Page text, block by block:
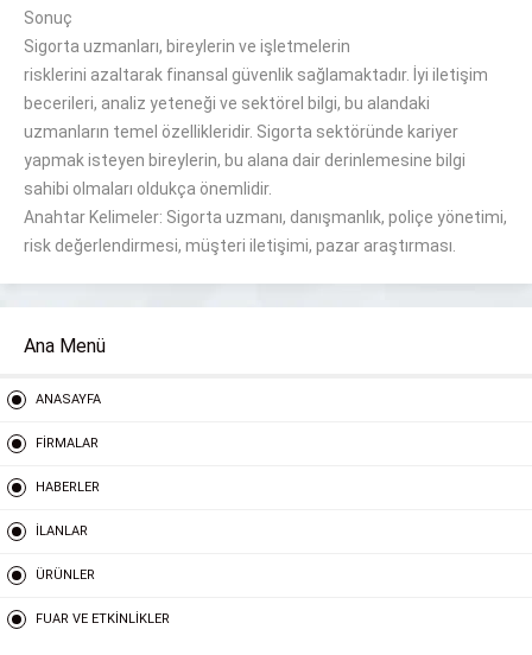
Sonuç
Sigorta uzmanları, bireylerin ve işletmelerin
risklerini azaltarak finansal güvenlik sağlamaktadır. İyi iletişim
becerileri, analiz yeteneği ve sektörel bilgi, bu alandaki
uzmanların temel özellikleridir. Sigorta sektöründe kariyer
yapmak isteyen bireylerin, bu alana dair derinlemesine bilgi
sahibi olmaları oldukça önemlidir.
Anahtar Kelimeler: Sigorta uzmanı, danışmanlık, poliçe yönetimi,
risk değerlendirmesi, müşteri iletişimi, pazar araştırması
Ana Menü
ANASAYFA
FİRMALAR
HABERLER
İLANLAR
ÜRÜNLER
FUAR VE ETKİNLİKLER